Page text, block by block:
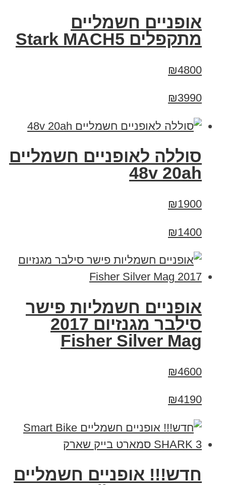
‏אופניים חשמליים
‏מתקפלים Stark MACH5
₪4800
₪3990
סוללה לאופניים חשמליים
48v 20ah
₪1900
₪1400
אופניים חשמליות פישר
סילבר מגנזיום 2017
Fisher Silver Mag
₪4600
₪4190
חדש!!! אופניים חשמליים